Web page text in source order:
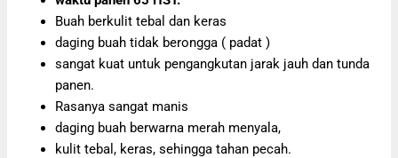
Buah berkulit tebal dan keras
daging buah tidak berongga ( padat )
sangat kuat untuk pengangkutan jarak jauh dan tunda
panen.
Rasanya sangat manis
daging buah berwarna merah menyala,
kulit tebal, keras, sehingga tahan pecah.